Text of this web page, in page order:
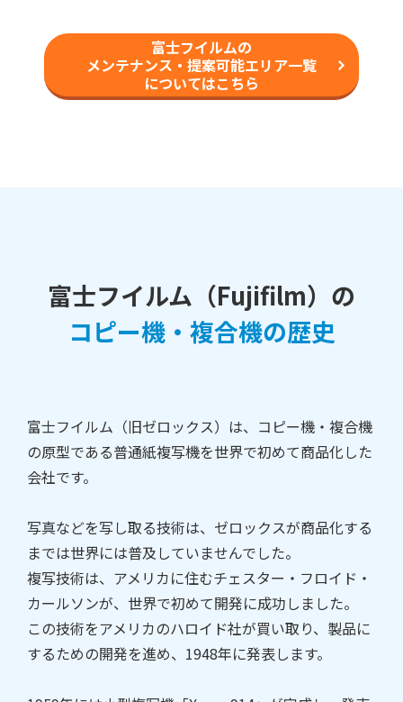
富士フイルムの
メンテナンス・提案可能エリア一覧
についてはこちら
富士フイルム（Fujifilm）の
コピー機・複合機の歴史
富士フイルム（旧ゼロックス）は、コピー機・複合機
の原型である普通紙複写機を世界で初めて商品化した
会社です。
写真などを写し取る技術は、ゼロックスが商品化する
までは世界には普及していませんでした。
複写技術は、アメリカに住むチェスター・フロイド・
カールソンが、世界で初めて開発に成功しました。
この技術をアメリカのハロイド社が買い取り、製品に
するための開発を進め、1948年に発表します。